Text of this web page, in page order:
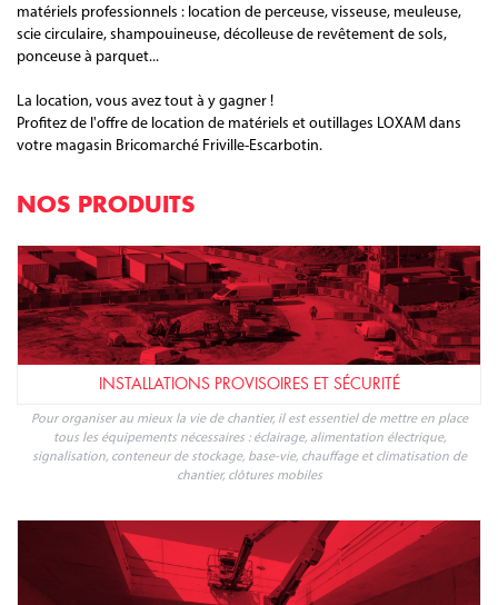
matériels professionnels : location de perceuse, visseuse, meuleuse,
scie circulaire, shampouineuse, décolleuse de revêtement de sols,
ponceuse à parquet...
La location, vous avez tout à y gagner !
Profitez de l'offre de location de matériels et outillages LOXAM dans
votre magasin Bricomarché Friville-Escarbotin.
NOS PRODUITS
INSTALLATIONS PROVISOIRES ET SÉCURITÉ
Pour organiser au mieux la vie de chantier, il est essentiel de mettre en place
tous les équipements nécessaires : éclairage, alimentation électrique,
signalisation, conteneur de stockage, base-vie, chauffage et climatisation de
chantier, clôtures mobiles